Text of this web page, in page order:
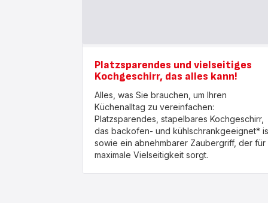
Platzsparendes und vielseitiges
Kochgeschirr, das alles kann!
Alles, was Sie brauchen, um Ihren
Küchenalltag zu vereinfachen:
Platzsparendes, stapelbares Kochgeschirr,
das backofen- und kühlschrankgeeignet*
sowie ein abnehmbarer Zaubergriff, der für
maximale Vielseitigkeit sorgt.